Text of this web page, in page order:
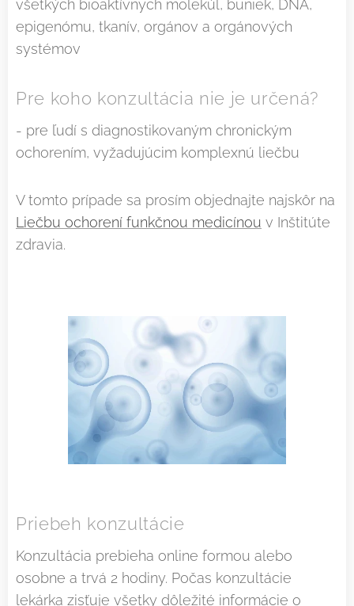
všetkých bioaktívnych molekúl, buniek, DNA,
epigenómu, tkanív, orgánov a orgánových
systémov
Pre koho konzultácia nie je určená?
- pre ľudí s diagnostikovaným chronickým
ochorením, vyžadujúcim komplexnú liečbu
V tomto prípade sa prosím objednajte najskôr na
Liečbu ochorení funkčnou medicínou v Inštitúte
zdravia.
Priebeh konzultácie
Konzultácia prebieha online formou alebo
osobne a trvá 2 hodiny. Počas konzultácie
lekárka zisťuje všetky dôležité informácie o